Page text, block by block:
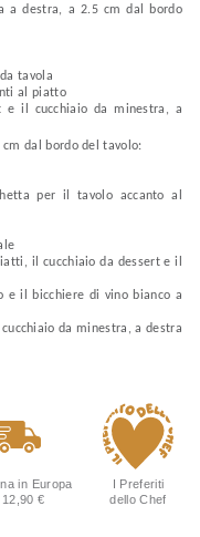
a destra, a 2.5 cm dal bordo
tavola
al piatto
e il cucchiaio da minestra, a
dal bordo del tavolo:
per il tavolo accanto al
il cucchiaio da dessert e il
e il bicchiere di vino bianco a
da minestra, a destra
in Europa
12,90 €
I Preferiti
dello Chef